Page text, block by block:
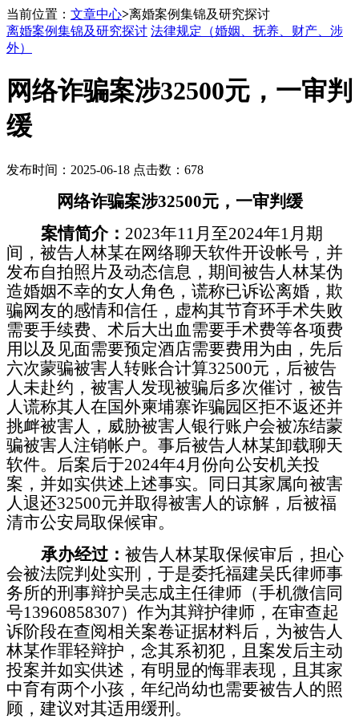
当前位置： 文章中心>离婚案例集锦及研究探讨
离婚案例集锦及研究探讨 法律规定（婚姻、抚养、财产、涉
外）
网络诈骗案涉32500元，一审判
缓
发布时间：2025-06-18 点击数：678
网络诈骗案涉32500元，一审判缓
案情简介： 2023年11月至2024年1月期
间，被告人林某在网络聊天软件开设帐号，并
发布自拍照片及动态信息，期间被告人林某伪
造婚姻不幸的女人角色，谎称已诉讼离婚，欺
骗网友的感情和信任，虚构其节育环手术失败
需要手续费、术后大出血需要手术费等各项费
用以及见面需要预定酒店需要费用为由，先后
六次蒙骗被害人转账合计算32500元，后被告
人未赴约，被害人发现被骗后多次催讨，被告
人谎称其人在国外柬埔寨诈骗园区拒不返还并
挑衅被害人，威胁被害人银行账户会被冻结蒙
骗被害人注销帐户。事后被告人林某卸载聊天
软件。后案后于2024年4月份向公安机关投
案，并如实供述上述事实。同日其家属向被害
人退还32500元并取得被害人的谅解，后被福
清市公安局取保候审。
承办经过： 被告人林某取保候审后，担心
会被法院判处实刑，于是委托福建吴氏律师事
务所的刑事辩护吴志成主任律师（手机微信同
号13960858307）作为其辩护律师，在审查起
诉阶段在查阅相关案卷证据材料后，为被告人
林某作罪轻辩护，念其系初犯，且案发后主动
投案并如实供述，有明显的悔罪表现，且其家
中育有两个小孩，年纪尚幼也需要被告人的照
顾，建议对其适用缓刑。